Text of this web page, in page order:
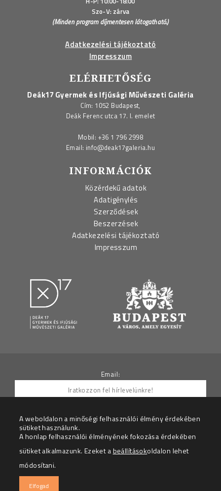
Szo-V: zárva
(Minden program díjmentesen látogatható.)
Adatkezelési tájékoztató
Impresszum
ELÉRHETŐSÉG
Deák17 Gyermek és Ifjúsági Művészeti Galéria
Cím: 1052 Budapest,
Deák Ferenc utca 17. I. emelet
Mobil: +36 1 796 2998
Email: info@deak17galeria.hu
INFORMÁCIÓK
Közérdekű adatok
Adatigénylés
Szerződések
Beszerzések
Adatkezelési tájékoztató
Impresszum
Email:
Hozzájárulok ahhoz, hogy az Adatkezelő részemre
Az adatkezelési tájékoztatót megértettem.
© 2026 – Deák 17 Gyermek és Ifjúsági Galéria – Minden
A weboldalon a minőségi felhasználói élmény érdekében
sütiket használunk.
A honlap felhasználói élményének fokozása érdekében
sütiket alkalmazunk. Ezeket abeállításokoldalon lehet
módosítani.
Elfogad